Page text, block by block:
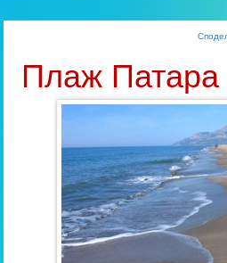
Плаж Патара